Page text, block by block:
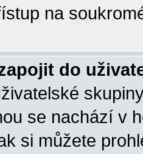
na
do
se nachází v
si můžete